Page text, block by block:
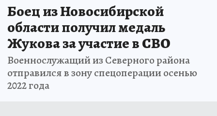
Боец из Новосибирской
области получил медаль
Жукова за участие в СВО
Военнослужащий из Северного района
отправился в зону спецоперации осенью
2022 года